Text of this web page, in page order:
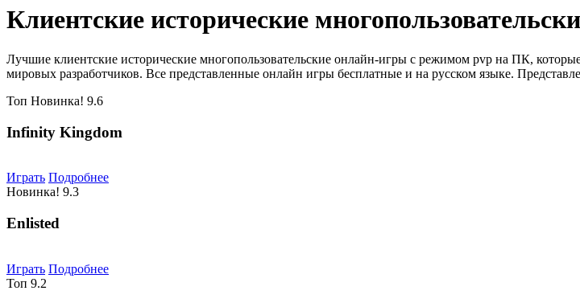
Клиентские исторические
Лучшие клиентские исторические многопользовательские онлайн-игры с режимом pvp на ПК,
мировых разработчиков. Все представленные онлайн игры бесплатные и на русском языке.
Топ Новинка! 9.6
Infinity Kingdom
Играть Подробнее
Новинка! 9.3
Enlisted
Играть Подробнее
Топ 9.2